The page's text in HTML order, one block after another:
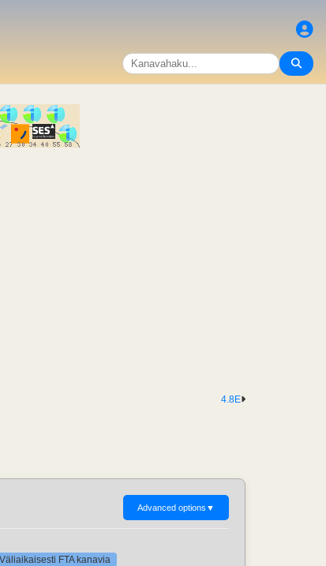
4.8E
Advanced options ▼
Väliaikaisesti FTA kanavia